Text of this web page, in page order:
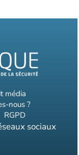
média
nous ?
RGPD
sociaux